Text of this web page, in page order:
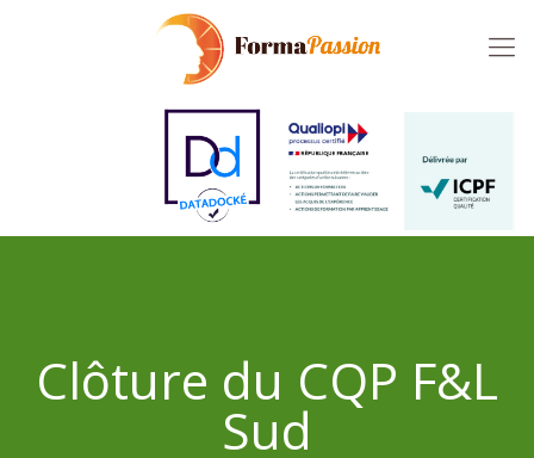
Clôture du CQP F&L
Sud